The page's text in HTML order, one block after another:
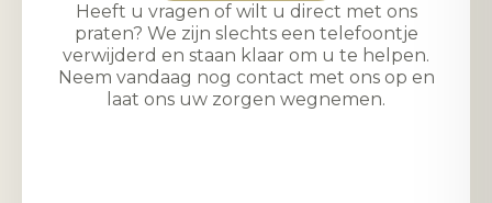
Heeft u vragen of wilt u direct met ons
praten? We zijn slechts een telefoontje
verwijderd en staan klaar om u te helpen.
Neem vandaag nog contact met ons op en
laat ons uw zorgen wegnemen.